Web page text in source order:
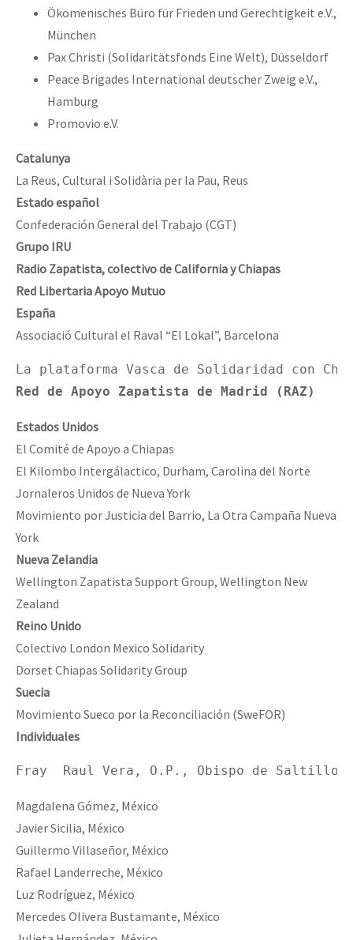
Ökomenisches Büro für Frieden und Gerechtigkeit e.V.,
München
Pax Christi (Solidaritätsfonds Eine Welt), Düsseldorf
Peace Brigades International deutscher Zweig e.V.,
Hamburg
Promovio e.V.
Catalunya
La Reus, Cultural i Solidària per la Pau, Reus
Estadoespañol
Confederación General del Trabajo (CGT)
Grupo IRU
Radio Zapatista,colectivodeCaliforniayChiapas
Red LibertariaApoyo Mutuo
España
Associació Cultural el Raval “El Lokal”, Barcelona
Red de Apoyo Zapatista de Madrid (RAZ)
Estados Unidos
El Comité de Apoyo a Chiapas
El Kilombo Intergálactico, Durham, Carolina del Norte
Jornaleros Unidos de Nueva York
Movimiento por Justicia del Barrio, La Otra Campaña Nueva
York
Nueva Zelandia
Wellington Zapatista Support Group, Wellington New
Zealand
Reino Unido
Colectivo London Mexico Solidarity
Dorset Chiapas Solidarity Group
Suecia
Movimiento Sueco por la Reconciliación (SweFOR)
Individuales
Fray  Raul Vera, O.P., Obispo de Saltillo.
Magdalena Gómez, México
Javier Sicilia, México
Guillermo Villaseñor, México
Rafael Landerreche, México
Luz Rodríguez, México
Mercedes Olivera Bustamante, México